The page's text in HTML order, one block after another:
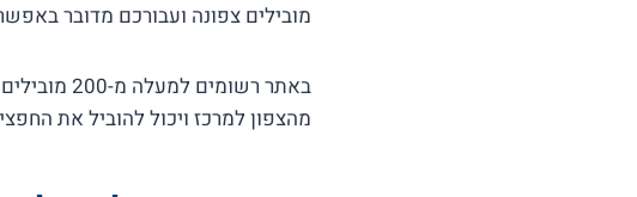
מובילים צפונה ועבורכם מדובר
באתר
מהצפון למרכז ויכול להוביל את